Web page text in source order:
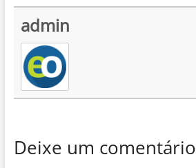
admin
Deixe um comentário